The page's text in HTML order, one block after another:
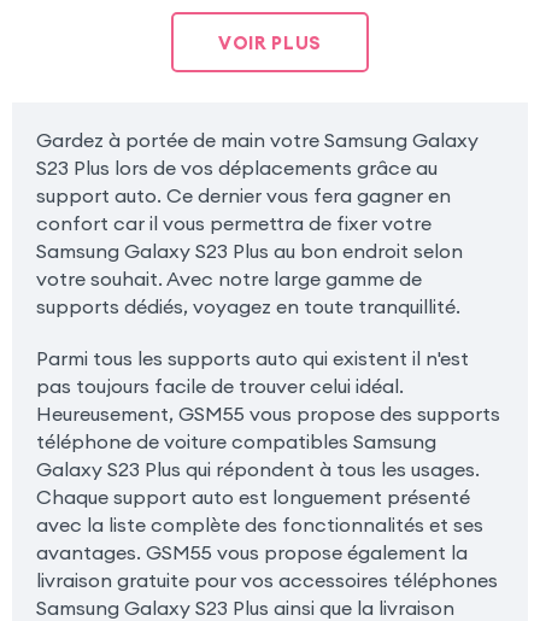
VOIR PLUS
Gardez à portée de main votre Samsung Galaxy
S23 Plus lors de vos déplacements grâce au
support auto. Ce dernier vous fera gagner en
confort car il vous permettra de fixer votre
Samsung Galaxy S23 Plus au bon endroit selon
votre souhait. Avec notre large gamme de
supports dédiés, voyagez en toute tranquillité.
Parmi tous les supports auto qui existent il n'est
pas toujours facile de trouver celui idéal.
Heureusement, GSM55 vous propose des supports
téléphone de voiture compatibles Samsung
Galaxy S23 Plus qui répondent à tous les usages.
Chaque support auto est longuement présenté
avec la liste complète des fonctionnalités et ses
avantages. GSM55 vous propose également la
livraison gratuite pour vos accessoires téléphones
Samsung Galaxy S23 Plus ainsi que la livraison